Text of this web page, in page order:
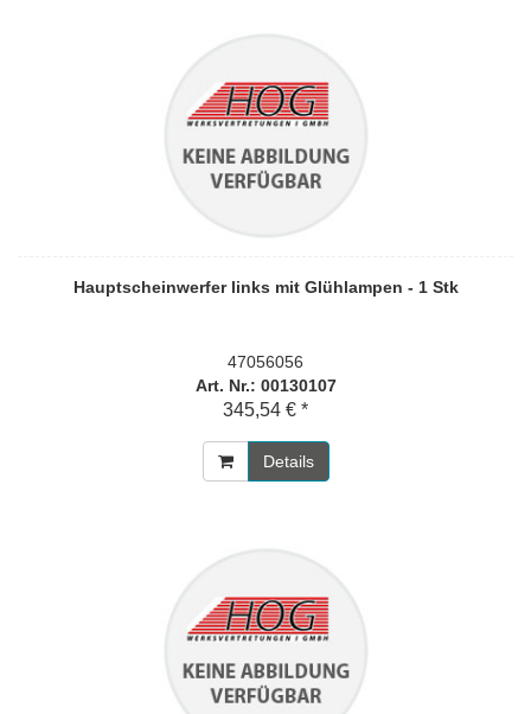
Hauptscheinwerfer links mit Glühlampen - 1 Stk
47056056
Art. Nr.: 00130107
345,54 € *
Details